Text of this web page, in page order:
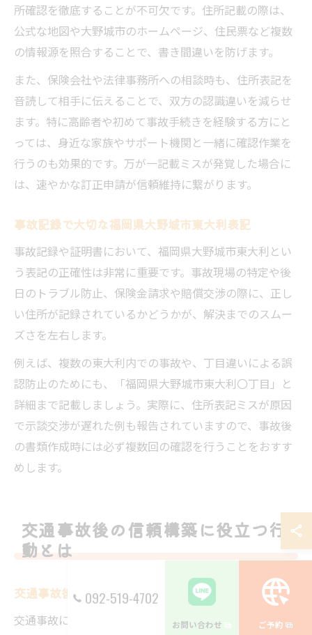
所確認を徹底することが不可欠です。住所記載の際は、
公式な地図や大野城市のホームページ、住民票など複数
の情報源を照合することで、書き間違いを防げます。
また、保険会社や法律事務所への相談時も、住所表記を
音読して相手に伝えることで、双方の認識違いを減らせ
ます。特に高齢者や初めて事故手続きを経験する方にと
っては、身近な家族やサポート機関と一緒に確認作業を
行うのも効果的です。万が一記載ミスが発覚した場合に
は、速やかな訂正申請が信頼維持に繋がります。
事故記録で大切な福岡県大野城市東大利表記
事故記録や証明書において、福岡県大野城市東大利とい
う表記の正確性は非常に重要です。事故現場の特定や後
日のトラブル防止、保険金請求や賠償交渉の際に、正し
い住所が記録されているかどうかが、解決までのスムー
ズさを左右します。
例えば、複数の東大利内での事故や、丁目違いによる誤
認防止のためにも、「福岡県大野城市東大利〇丁目」と
詳細まで記載しましょう。実際に、住所表記ミスが原因
で示談交渉が遅れた例も報告されていますので、事故後
の書類作成時には必ず複数回の確認を行うことをおすす
めします。
交通事故後の信頼構築に役立つ行
動とは
交通事故後に信頼を得るための接し方
交通事故に遭遇した直後、相手や関係者との信頼関係を
092-519-4702
お問い合わせ ご予約